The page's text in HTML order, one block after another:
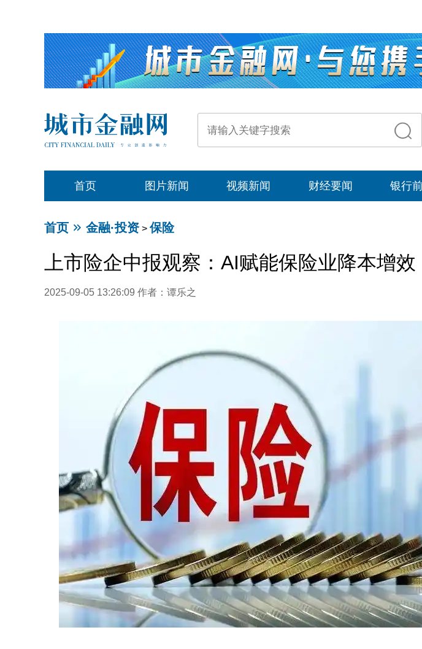
首页 图片新闻 视频新闻 财经要闻 银行
首页 金融·投资 >保险
上市险企中报观察：AI赋能保险业降本增效
2025-09-05 13:26:09 作者：谭乐之